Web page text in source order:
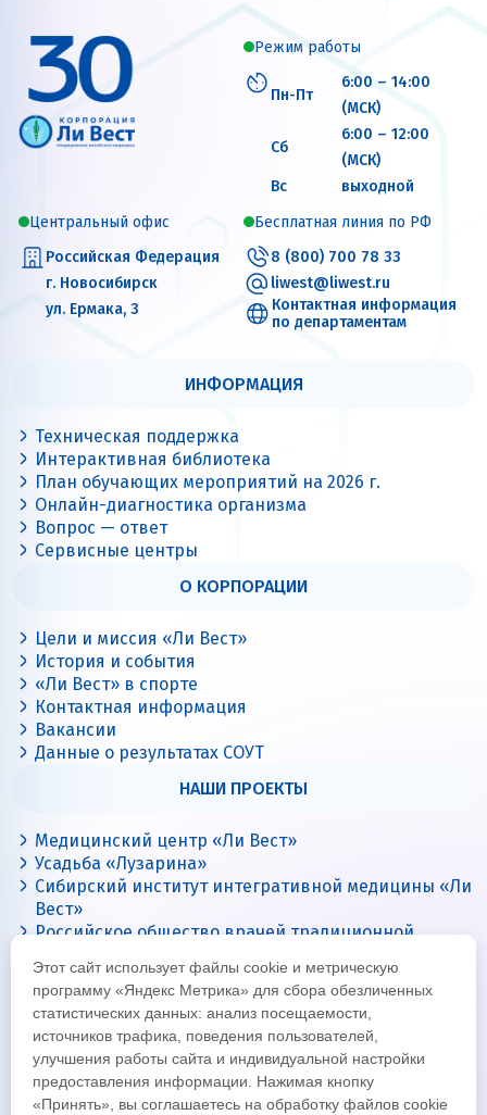
Режим работы
Пн-Пт
6:00 – 14:00
(МСК)
Сб
6:00 – 12:00
(МСК)
Вс
выходной
Центральный офис
Российская Федерация
г. Новосибирск
ул. Ермака, 3
Бесплатная линия по РФ
8 (800) 700 78 33
liwest@liwest.ru
Контактная информация
по департаментам
ИНФОРМАЦИЯ
Техническая поддержка
Интерактивная библиотека
План обучающих мероприятий на 2026 г.
Онлайн-диагностика организма
Вопрос — ответ
Сервисные центры
О КОРПОРАЦИИ
Цели и миссия «Ли Вест»
История и события
«Ли Вест» в спорте
Контактная информация
Вакансии
Данные о результатах СОУТ
НАШИ ПРОЕКТЫ
Медицинский центр «Ли Вест»
Усадьба «Лузарина»
Сибирский институт интегративной медицины «Ли
Вест»
Российское общество врачей традиционной
Цигун с Ли Вест
Этот сайт использует файлы cookie и метрическую
программу «Яндекс Метрика» для сбора обезличенных
статистических данных: анализ посещаемости,
источников трафика, поведения пользователей,
улучшения работы сайта и индивидуальной настройки
предоставления информации. Нажимая кнопку
«Принять», вы соглашаетесь на обработку файлов cookie